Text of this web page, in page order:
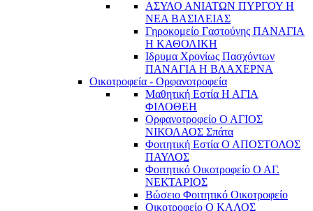
ΑΣΥΛΟ ΑΝΙΑΤΩΝ ΠΥΡΓΟΥ Η
ΝΕΑ ΒΑΣΙΛΕΙΑΣ
Γηροκομείο Γαστούνης ΠΑΝΑΓΙΑ
Η ΚΑΘΟΛΙΚΗ
Ιδρυμα Χρονίως Πασχόντων
ΠΑΝΑΓΙΑ Η ΒΛΑΧΕΡΝΑ
Οικοτροφεία - Ορφανοτροφεία
Μαθητική Εστία Η ΑΓΙΑ
ΦΙΛΟΘΕΗ
Ορφανοτροφείο Ο ΑΓΙΟΣ
ΝΙΚΟΛΑΟΣ Σπάτα
Φοιτητική Εστία Ο ΑΠΟΣΤΟΛΟΣ
ΠΑΥΛΟΣ
Φοιτητικό Οικοτροφείο Ο ΑΓ.
ΝΕΚΤΑΡΙΟΣ
Βώσειο Φοιτητικό Οικοτροφείο
Οικοτροφείο Ο ΚΑΛΟΣ